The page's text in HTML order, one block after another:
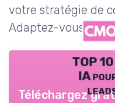
votre stratégie de
Adaptez-vous ou
TOP
IA
Téléchargez